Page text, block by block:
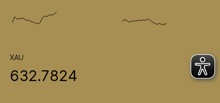
XAU
632.7824